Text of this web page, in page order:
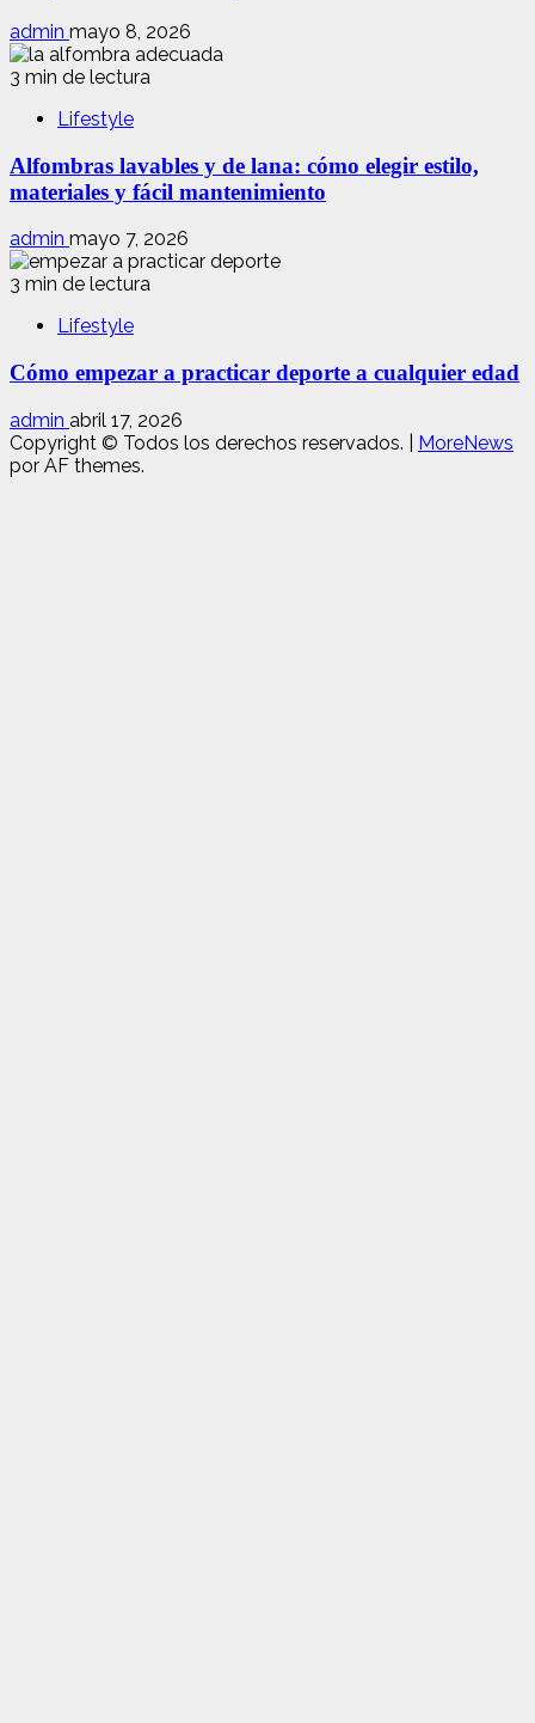
admin mayo 8, 2026
3 min de lectura
Lifestyle
Alfombras lavables y de lana: cómo elegir estilo,
materiales y fácil mantenimiento
admin mayo 7, 2026
3 min de lectura
Lifestyle
Cómo empezar a practicar deporte a cualquier edad
admin abril 17, 2026
Copyright © Todos los derechos reservados.
MoreNews
por AF themes.